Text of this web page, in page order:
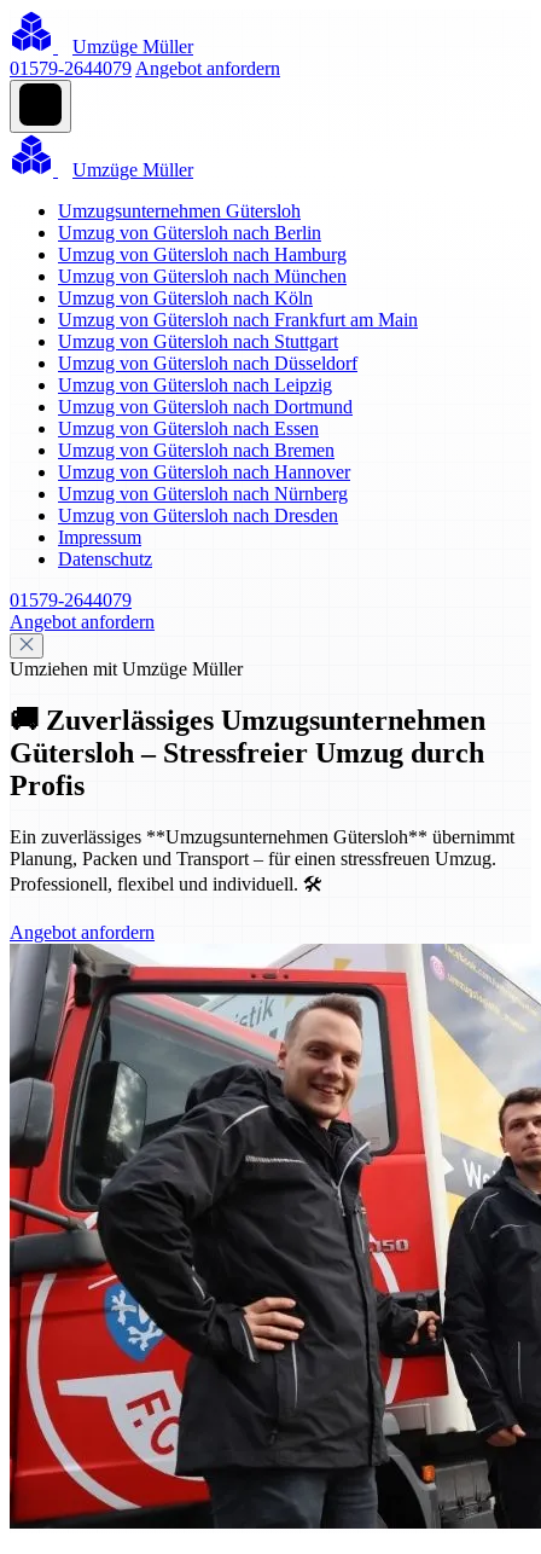
Umzüge Müller
01579-2644079 Angebot anfordern
Umzüge Müller
Umzugsunternehmen Gütersloh
Umzug von Gütersloh nach Berlin
Umzug von Gütersloh nach Hamburg
Umzug von Gütersloh nach München
Umzug von Gütersloh nach Köln
Umzug von Gütersloh nach Frankfurt am Main
Umzug von Gütersloh nach Stuttgart
Umzug von Gütersloh nach Düsseldorf
Umzug von Gütersloh nach Leipzig
Umzug von Gütersloh nach Dortmund
Umzug von Gütersloh nach Essen
Umzug von Gütersloh nach Bremen
Umzug von Gütersloh nach Hannover
Umzug von Gütersloh nach Nürnberg
Umzug von Gütersloh nach Dresden
Impressum
Datenschutz
01579-2644079
Angebot anfordern
Umziehen mit Umzüge Müller
🚚 Zuverlässiges Umzugsunternehmen
Gütersloh – Stressfreier Umzug durch
Profis
Ein zuverlässiges **Umzugsunternehmen Gütersloh** übernimmt
Planung, Packen und Transport – für einen stressfreuen Umzug.
Professionell, flexibel und individuell. 🛠️
Angebot anfordern